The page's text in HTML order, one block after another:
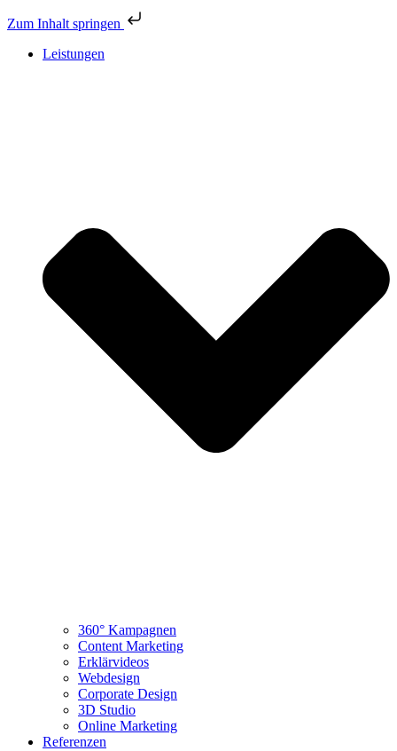
Zum Inhalt springen
Leistungen
360° Kampagnen
Content Marketing
Erklärvideos
Webdesign
Corporate Design
3D Studio
Online Marketing
Referenzen